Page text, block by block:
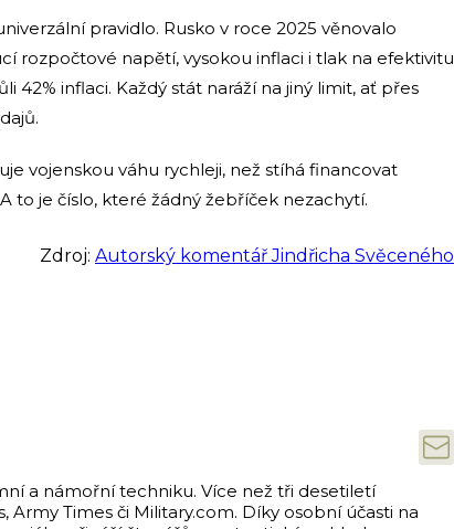
pravidlo. Rusko v roce 2025 věnovalo
rozpočtové napětí, vysokou inflaci i tlak na efektivitu
42% inflaci. Každý stát naráží na jiný limit, ať přes
vojenskou váhu rychleji, než stíhá financovat
to je číslo, které žádný žebříček nezachytí.
Zdroj: Autorský komentář Jindřicha Svěceného
a námořní techniku. Více než tři desetiletí
Times či Military.com. Díky osobní účasti na